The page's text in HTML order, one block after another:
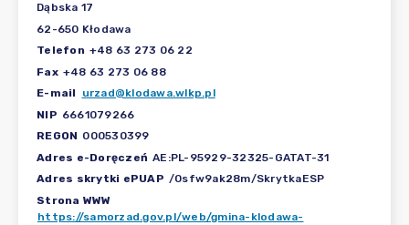
Dąbska 17
62-650 Kłodawa
Telefon +48 63 273 06 22
Fax +48 63 273 06 88
E-mail
urzad@klodawa.wlkp.pl
NIP 6661079266
REGON 000530399
Adres e-Doręczeń AE:PL-95929-32325-GATAT-31
Adres skrytki ePUAP /0sfw9ak28m/SkrytkaESP
Strona WWW
https://samorzad.gov.pl/web/gmina-klodawa-